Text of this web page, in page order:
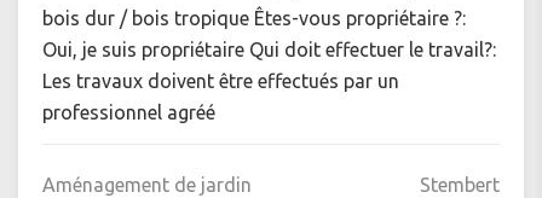
bois dur / bois tropique Êtes-vous propriétaire ?:
Oui, je suis propriétaire Qui doit effectuer le travail?:
Les travaux doivent être effectués par un
professionnel agréé
Aménagement de jardin Stembert